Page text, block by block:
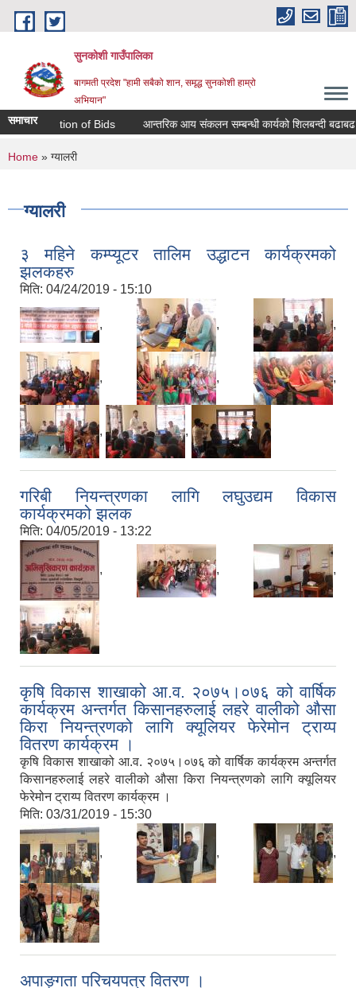
Skip to main content
सुनकोशी गाउँपालिका
बागमती प्रदेश "हामी सबैको शान, समृद्ध सुनकोशी हाम्रो
अभियान"
समाचारof Bids आन्तरिक आय संकलन सम्बन्धी कार्यको शिलबन्दी बढाबढ बाेलपत्र
You are here
Home » ग्यालरी
ग्यालरी
३ महिने कम्प्यूटर तालिम उद्धाटन कार्यक्रमको
झलकहरु
मिति: 04/24/2019 - 15:10
, , ,
, , ,
, ,
गरिबी नियन्त्रणका लागि लघुउद्यम विकास
कार्यक्रमको झलक
मिति: 04/05/2019 - 13:22
, , ,
कृषि विकास शाखाको आ.व. २०७५।०७६ को वार्षिक
कार्यक्रम अन्तर्गत किसानहरुलाई लहरे वालीको ‌औसा
किरा नियन्त्रणको लागि क्यूलियर फेरेमोन ट्राय्प
वितरण कार्यक्रम ।
कृषि विकास शाखाको आ.व. २०७५।०७६ को वार्षिक कार्यक्रम अन्तर्गत
किसानहरुलाई लहरे वालीको ‌औसा किरा नियन्त्रणको लागि क्यूलियर
फेरेमोन ट्राय्प वितरण कार्यक्रम ।
मिति: 03/31/2019 - 15:30
, , ,
अपाङ्गता परिचयपत्र वितरण ।